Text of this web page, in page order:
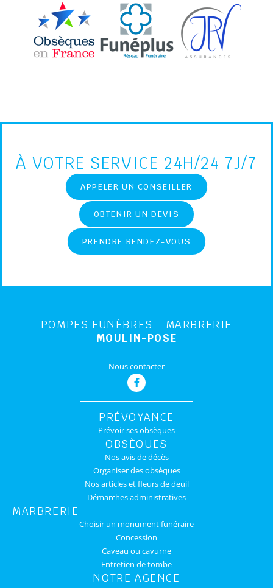
À VOTRE SERVICE 24H/24 7J/7
APPELER UN CONSEILLER
OBTENIR UN DEVIS
PRENDRE RENDEZ-VOUS
POMPES FUNÈBRES - MARBRERIE
MOULIN-POSE
Nous contacter
PRÉVOYANCE
Prévoir ses obsèques
OBSÈQUES
Nos avis de décès
Organiser des obsèques
Nos articles et fleurs de deuil
Démarches administratives
MARBRERIE
Choisir un monument funéraire
Concession
Caveau ou cavurne
Entretien de tombe
NOTRE AGENCE